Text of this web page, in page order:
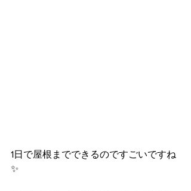
1日で屋根までできるのですごいですね
✨